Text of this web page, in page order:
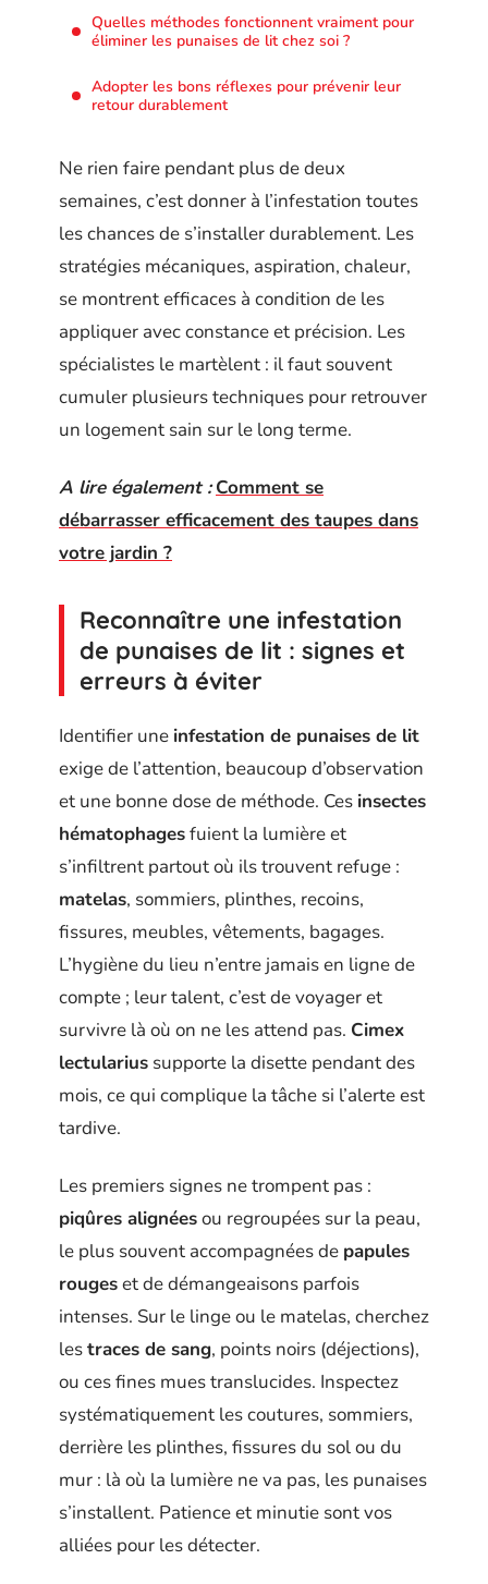
Quelles méthodes fonctionnent vraiment pour
éliminer les punaises de lit chez soi ?
Adopter les bons réflexes pour prévenir leur
retour durablement
Ne rien faire pendant plus de deux
semaines, c’est donner à l’infestation toutes
les chances de s’installer durablement. Les
stratégies mécaniques, aspiration, chaleur,
se montrent efficaces à condition de les
appliquer avec constance et précision. Les
spécialistes le martèlent : il faut souvent
cumuler plusieurs techniques pour retrouver
un logement sain sur le long terme.
A lire également : Comment se
débarrasser efficacement des taupes dans
votre jardin ?
Reconnaître une infestation
de punaises de lit : signes et
erreurs à éviter
Identifier une infestation de punaises de lit
exige de l’attention, beaucoup d’observation
et une bonne dose de méthode. Ces insectes
hématophagesfuient la lumière et
s’infiltrent partout où ils trouvent refuge :
matelas, sommiers, plinthes, recoins,
fissures, meubles, vêtements, bagages.
L’hygiène du lieu n’entre jamais en ligne de
compte ; leur talent, c’est de voyager et
survivre là où on ne les attend pas. Cimex
lectularius supporte la disette pendant des
mois, ce qui complique la tâche si l’alerte est
tardive.
Les premiers signes ne trompent pas :
piqûres alignéesou regroupées sur la peau,
le plus souvent accompagnées de papules
rougeset de démangeaisons parfois
intenses. Sur le linge ou le matelas, cherchez
lestraces de sang, points noirs (déjections),
ou ces fines mues translucides. Inspectez
systématiquement les coutures, sommiers,
derrière les plinthes, fissures du sol ou du
mur : là où la lumière ne va pas, les punaises
s’installent. Patience et minutie sont vos
alliées pour les détecter.